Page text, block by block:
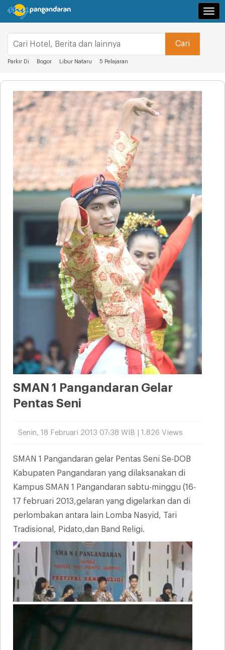
Parkir Di Bogor Libur Nataru 5 Pelajaran
SMAN 1 Pangandaran Gelar
Pentas Seni
Senin, 18 Februari 2013 07:38 WIB | 1.826 Views
SMAN 1 Pangandaran gelar Pentas Seni Se-DOB
Kabupaten Pangandaran yang dilaksanakan di
Kampus SMAN 1 Pangandaran sabtu-minggu (16-
17 februari 2013,gelaran yang digelarkan dan di
perlombakan antara lain Lomba Nasyid, Tari
Tradisional, Pidato,dan Band Religi.